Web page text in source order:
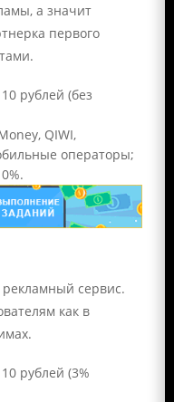
а значит
первого
рублей (без
QIWI,
операторы;
сервис.
как в
рублей (3%